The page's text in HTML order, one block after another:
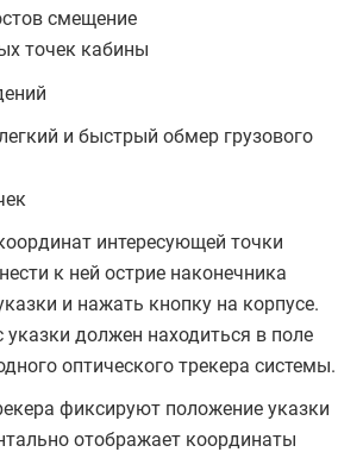
смещение
точек кабины
и быстрый обмер грузового
интересующей точки
к ней острие наконечника
и нажать кнопку на корпусе.
указки должен находиться в поле
оптического трекера системы.
фиксируют положение указки
отображает координаты